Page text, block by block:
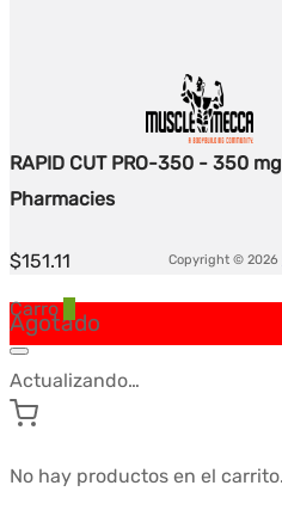
RAPID CUT PRO-350 - 350
Pharmacies
$151.11
Agotado
Copyright © 2026
Carro
Actualizando…
No hay productos en el carrito.